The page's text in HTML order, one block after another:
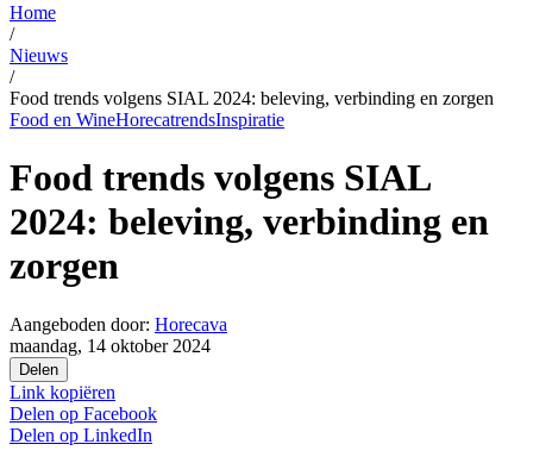
Home
/
Nieuws
/
Food trends volgens SIAL 2024: beleving, verbinding en zorgen
Food en WineHorecatrendsInspiratie
Food trends volgens SIAL
2024: beleving, verbinding en
zorgen
Aangeboden door: Horecava
maandag, 14 oktober 2024
Delen
Link kopiëren
Delen op Facebook
Delen op LinkedIn